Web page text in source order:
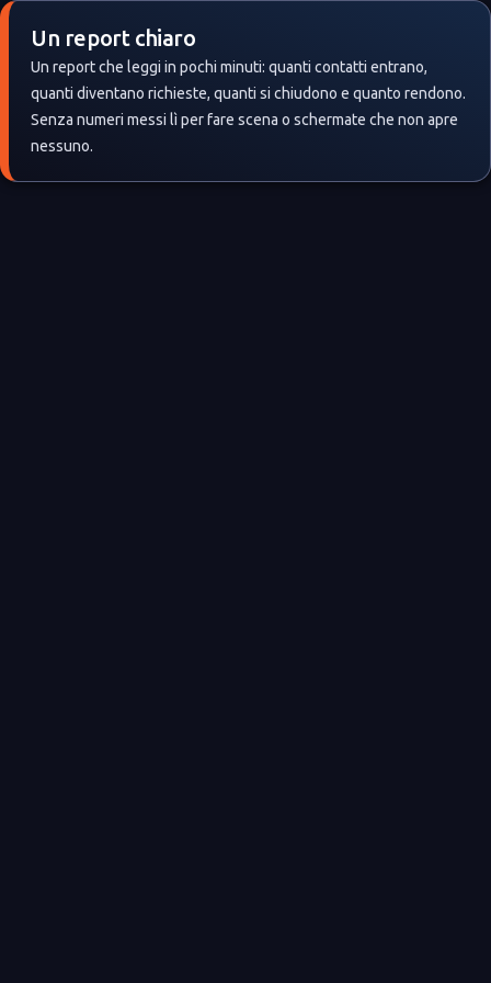
Un report chiaro
Un report che leggi in pochi minuti: quanti contatti entrano,
quanti diventano richieste, quanti si chiudono e quanto rendono.
Senza numeri messi lì per fare scena o schermate che non apre
nessuno.